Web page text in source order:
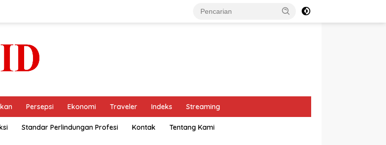
Persepsi Ekonomi Traveler Indeks Streaming
Standar Perlindungan Profesi Kontak Tentang Kami